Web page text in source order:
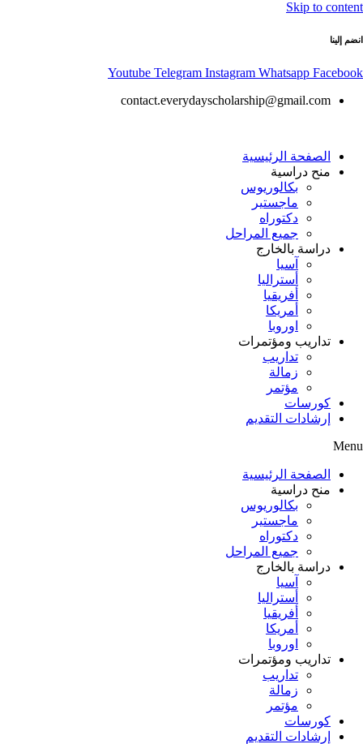
Skip to content
انضم إلينا
Youtube Telegram Instagram Whatsapp Facebook
contact.everydayscholarship@gmail.com
الصفحة الرئيسية
منح دراسية
بكالوريوس
ماجستير
دكتوراه
جميع المراحل
دراسة بالخارج
آسيا
أستراليا
أفريقيا
أمريكا
اوروبا
تداريب ومؤتمرات
تداريب
زمالة
مؤتمر
كورسات
إرشادات التقديم
Menu
الصفحة الرئيسية
منح دراسية
بكالوريوس
ماجستير
دكتوراه
جميع المراحل
دراسة بالخارج
آسيا
أستراليا
أفريقيا
أمريكا
اوروبا
تداريب ومؤتمرات
تداريب
زمالة
مؤتمر
كورسات
إرشادات التقديم